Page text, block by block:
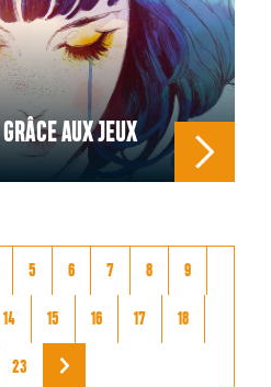
AUX JEUX
5 6 7 8 9
14 15 16 17 18
23